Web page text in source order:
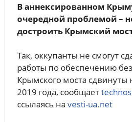
В аннексированном
очередной проблемой –
достроить Крымский
Так, оккупанты не смогут
работы по обеспечению
Крымского моста сдвинуты
2019 года, сообщает
ссылаясь на vesti-ua.net